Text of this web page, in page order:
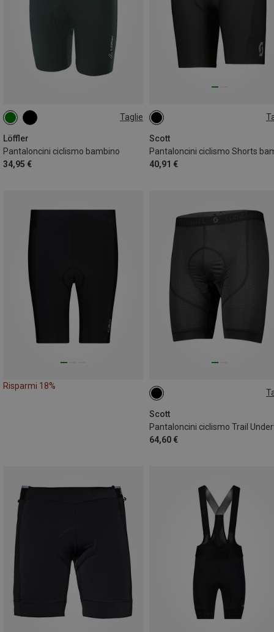
Taglie
Löffler
Pantaloncini ciclismo bambino
34,95 €
128
Scott
40,91 €
164
Risparmi 18%
Scott
64,60 €
XL